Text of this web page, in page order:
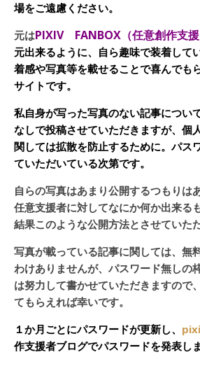
場をご遠慮ください。
元はPIXIV FANBOX（任意創作支援
元出来るように、自ら趣味で装着して
着感や写真等を載せることで喜んでも
サイトです。
私自身が写った写真のない記事につい
なしで投稿させていただきますが、個
関しては拡散を防止するために。パス
ていただいている次第です。
自らの写真はあまり公開するつもりは
任意支援者に対してなにか何か出来る
結果このような公開方法とさせていた
写真が載っている記事に関しては、無
わけありませんが、パスワード無しの
は努力して書かせていただきますので
てもらえれば幸いです。
１か月ごとにパスワードが更新し、
作支援者ブログでパスワードを発表しま